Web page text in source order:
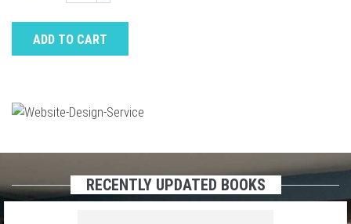
ADD TO CART
RECENTLY UPDATED BOOKS